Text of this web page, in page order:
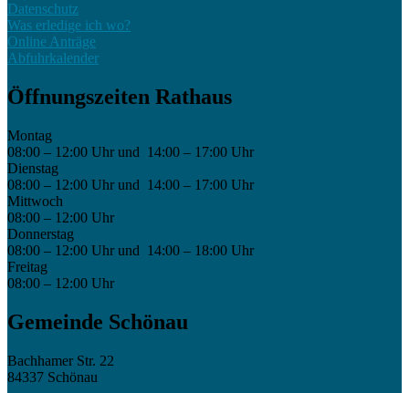
Datenschutz
Was erledige ich wo?
Online Anträge
Abfuhrkalender
Öffnungszeiten Rathaus
Montag
08:00 – 12:00 Uhr und 14:00 – 17:00 Uhr
Dienstag
08:00 – 12:00 Uhr und 14:00 – 17:00 Uhr
Mittwoch
08:00 – 12:00 Uhr
Donnerstag
08:00 – 12:00 Uhr und 14:00 – 18:00 Uhr
Freitag
08:00 – 12:00 Uhr
Gemeinde Schönau
Bachhamer Str. 22
84337 Schönau